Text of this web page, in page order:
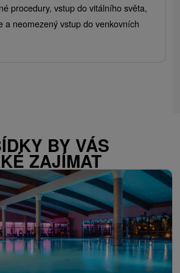
procedury, vstup do vitálního světa,
a neomezený vstup do venkovních
BY VÁS
ZAJÍMAT